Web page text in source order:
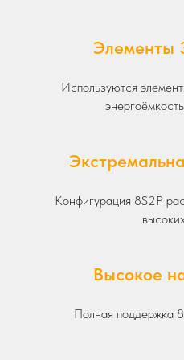
Элементы
Используются
Конфигурация 8S2P
Высокое
Полная поддержка